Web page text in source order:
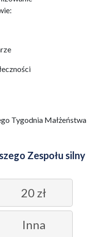
Tygodnia Małżeństwa
Zespołu silny
20 zł
Inna